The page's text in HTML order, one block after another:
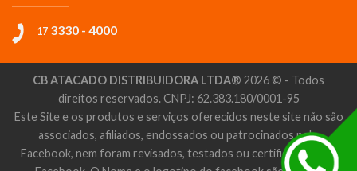
17 3330 - 4000
CB ATACADO DISTRIBUIDORA LTDA® 2026 © - Todos
direitos reservados. CNPJ: 62.383.180/0001-95
Este Site e os produtos e serviços oferecidos neste site não são
associados, afiliados, endossados ou patrocinados pelo
Facebook, nem foram revisados, testados ou certificados pelo